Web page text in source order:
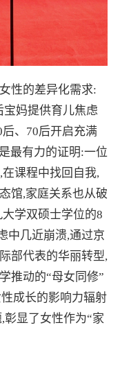
性的差异化需求:
宝妈提供育儿焦虑
、70后开启充满
最有力的证明:一位
课程中找回自我,
馆,家庭关系也从破
学双硕士学位的8
中几近崩溃,通过京
部代表的华丽转型,
推动的“母女同修”
成长的影响力辐射
显了女性作为“家